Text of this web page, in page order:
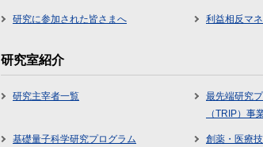
研究に参加された皆さまへ 利益相反マ
研究室紹介
研究主宰者一覧
最先端研究
（TRIP）事
基礎量子科学研究プログラム 創薬・医療